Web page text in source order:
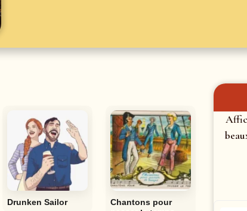
Drunken Sailor
Chantons pour